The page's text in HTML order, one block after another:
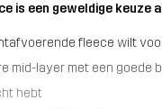
is een geweldige keuze
fleece wilt
mid-layer met een goede
hebt